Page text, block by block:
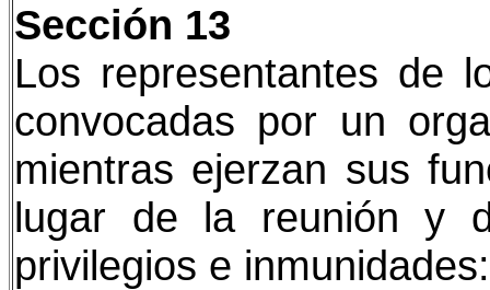
Sección 13
Los representantes de
convocadas por un
mientras ejerzan sus
lugar de la reunión y
privilegios e inmunidades: